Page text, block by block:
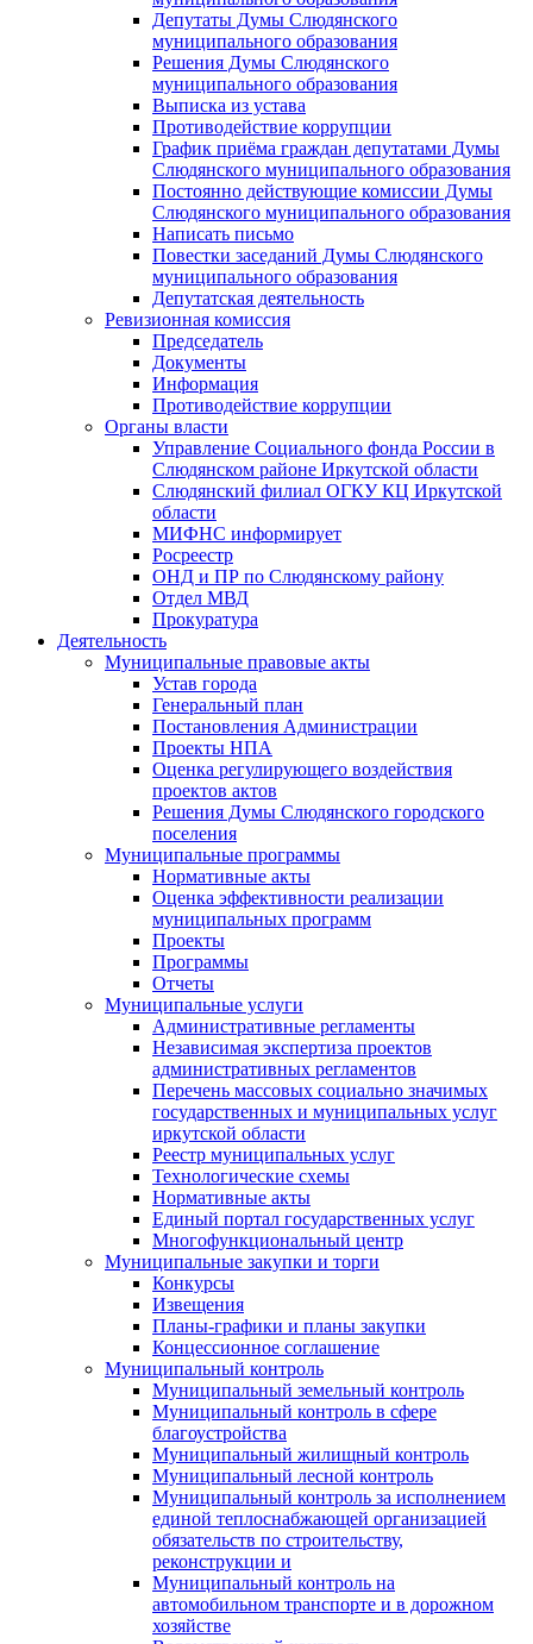
Депутаты Думы Слюдянского
муниципального образования
Решения Думы Слюдянского
муниципального образования
Выписка из устава
Противодействие коррупции
График приёма граждан депутатами Думы
Слюдянского муниципального образования
Постоянно действующие комиссии Думы
Слюдянского муниципального образования
Написать письмо
Повестки заседаний Думы Слюдянского
муниципального образования
Депутатская деятельность
Ревизионная комиссия
Председатель
Документы
Информация
Противодействие коррупции
Органы власти
Управление Социального фонда России в
Слюдянском районе Иркутской области
Слюдянский филиал ОГКУ КЦ Иркутской
области
МИФНС информирует
Росреестр
ОНД и ПР по Слюдянскому району
Отдел МВД
Прокуратура
Деятельность
Муниципальные правовые акты
Устав города
Генеральный план
Постановления Администрации
Проекты НПА
Оценка регулирующего воздействия
проектов актов
Решения Думы Слюдянского городского
поселения
Муниципальные программы
Нормативные акты
Оценка эффективности реализации
муниципальных программ
Проекты
Программы
Отчеты
Муниципальные услуги
Административные регламенты
Независимая экспертиза проектов
административных регламентов
Перечень массовых социально значимых
государственных и муниципальных услуг
иркутской области
Реестр муниципальных услуг
Технологические схемы
Нормативные акты
Единый портал государственных услуг
Многофункциональный центр
Муниципальные закупки и торги
Конкурсы
Извещения
Планы-графики и планы закупки
Концессионное соглашение
Муниципальный контроль
Муниципальный земельный контроль
Муниципальный контроль в сфере
благоустройства
Муниципальный жилищный контроль
Муниципальный лесной контроль
Муниципальный контроль за исполнением
единой теплоснабжающей организацией
обязательств по строительству,
реконструкции и
Муниципальный контроль на
автомобильном транспорте и в дорожном
хозяйстве